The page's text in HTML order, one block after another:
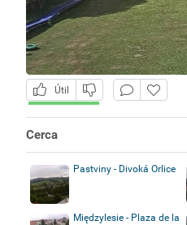
Útil
Cerca
Pastviny - Divoká Orlice
Międzylesie - Plaza de la